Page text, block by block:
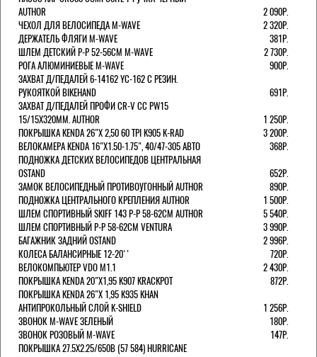
AUTHOR
2 090Р.
ЧЕХОЛ ДЛЯ ВЕЛОСИПЕДА M-WAVE
2 320Р.
ДЕРЖАТЕЛЬ ФЛЯГИ M-WAVE
381Р.
ШЛЕМ ДЕТСКИЙ Р-Р 52-56СМ M-WAVE
2 730Р.
РОГА АЛЮМИНИЕВЫЕ M-WAVE
900Р.
ЗАХВАТ Д/ПЕДАЛЕЙ 6-14162 YC-162 С РЕЗИН.
РУКОЯТКОЙ BIKEHAND
691Р.
ЗАХВАТ Д/ПЕДАЛЕЙ ПРОФИ CR-V CC PW15
15/15X320ММ. AUTHOR
1 250Р.
ПОКРЫШКА KENDA 26"Х 2,50 60 TPI K905 K-RAD
3 200Р.
ВЕЛОКАМЕРА KENDA 16"Х1.50-1.75", 40/47-305 АВТО
368Р.
ПОДНОЖКА ДЕТСКИХ ВЕЛОСИПЕДОВ ЦЕНТРАЛЬНАЯ
OSTAND
652Р.
ЗАМОК ВЕЛОСИПЕДНЫЙ ПРОТИВОУГОННЫЙ AUTHOR
890Р.
ПОДНОЖКА ЦЕНТРАЛЬНОГО КРЕПЛЕНИЯ AUTHOR
1 500Р.
ШЛЕМ СПОРТИВНЫЙ SKIFF 143 Р-Р 58-62СМ AUTHOR
5 540Р.
ШЛЕМ СПОРТИВНЫЙ Р-Р 58-62СМ VENTURA
3 990Р.
БАГАЖНИК ЗАДНИЙ OSTAND
2 996Р.
КОЛЕСА БАЛАНСИРНЫЕ 12-20''
720Р.
ВЕЛОКОМПЬЮТЕР VDO M1.1
2 430Р.
ПОКРЫШКА KENDA 20"Х1,95 K907 KRACKPOT
872Р.
ПОКРЫШКА KENDA 26"Х 1,95 K935 KHAN
АНТИПРОКОЛЬНЫЙ СЛОЙ K-SHIELD
1 256Р.
ЗВОНОК M-WAVE ЗЕЛЕНЫЙ
180Р.
ЗВОНОК РОЗОВЫЙ M-WAVE
147Р.
ПОКРЫШКА 27.5X2.25/650B (57 584) HURRICANE